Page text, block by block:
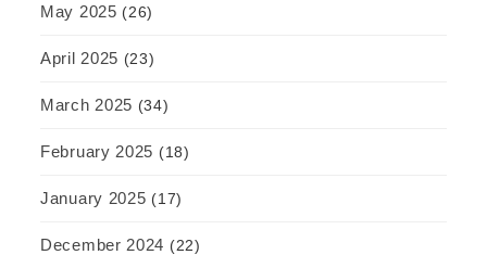
May 2025 (26)
April 2025 (23)
March 2025 (34)
February 2025 (18)
January 2025 (17)
December 2024 (22)